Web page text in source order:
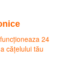
24
cățelului tău